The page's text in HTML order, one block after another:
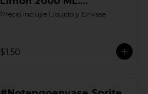
Retornable
Precio incluye Liquido y Envase
$1.50